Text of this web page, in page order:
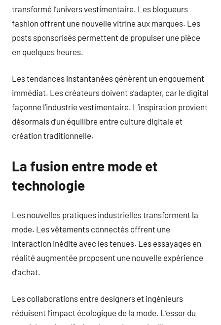
transformé l’univers vestimentaire. Les blogueurs
fashion offrent une nouvelle vitrine aux marques. Les
posts sponsorisés permettent de propulser une pièce
en quelques heures.
Les tendances instantanées génèrent un engouement
immédiat. Les créateurs doivent s’adapter, car le digital
façonne l’industrie vestimentaire. L’inspiration provient
désormais d’un équilibre entre culture digitale et
création traditionnelle.
La fusion entre mode et
technologie
Les nouvelles pratiques industrielles transforment la
mode. Les vêtements connectés offrent une
interaction inédite avec les tenues. Les essayages en
réalité augmentée proposent une nouvelle expérience
d’achat.
Les collaborations entre designers et ingénieurs
réduisent l’impact écologique de la mode. L’essor du